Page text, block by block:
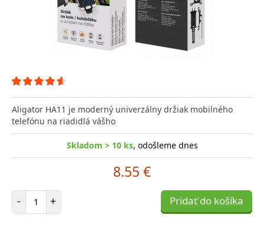
Aligator HA11 je moderný univerzálny držiak mobilného
telefónu na riadidlá vášho
Skladom > 10 ks, odošleme dnes
8.55 €
- Počet položiek
+ Pridať do košíka